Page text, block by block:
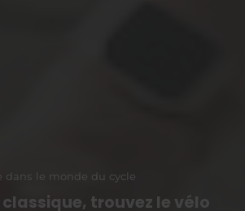
dans le monde du cycle
trouvez le vélo